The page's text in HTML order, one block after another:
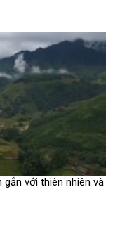
gắn với thiên nhiên và